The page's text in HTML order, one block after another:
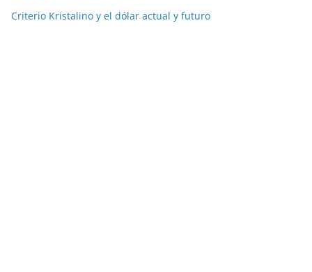
Criterio Kristalino y el dólar actual y futuro